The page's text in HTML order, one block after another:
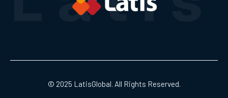
© 2025 LatisGlobal. All Rights Reserved.